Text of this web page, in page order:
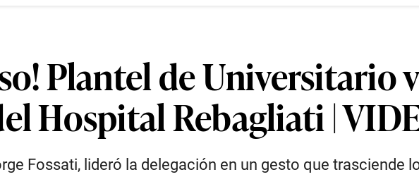
Plantel de Universitario
Hospital Rebagliati |
Fossati, lideró la delegación en un gesto que trasciende